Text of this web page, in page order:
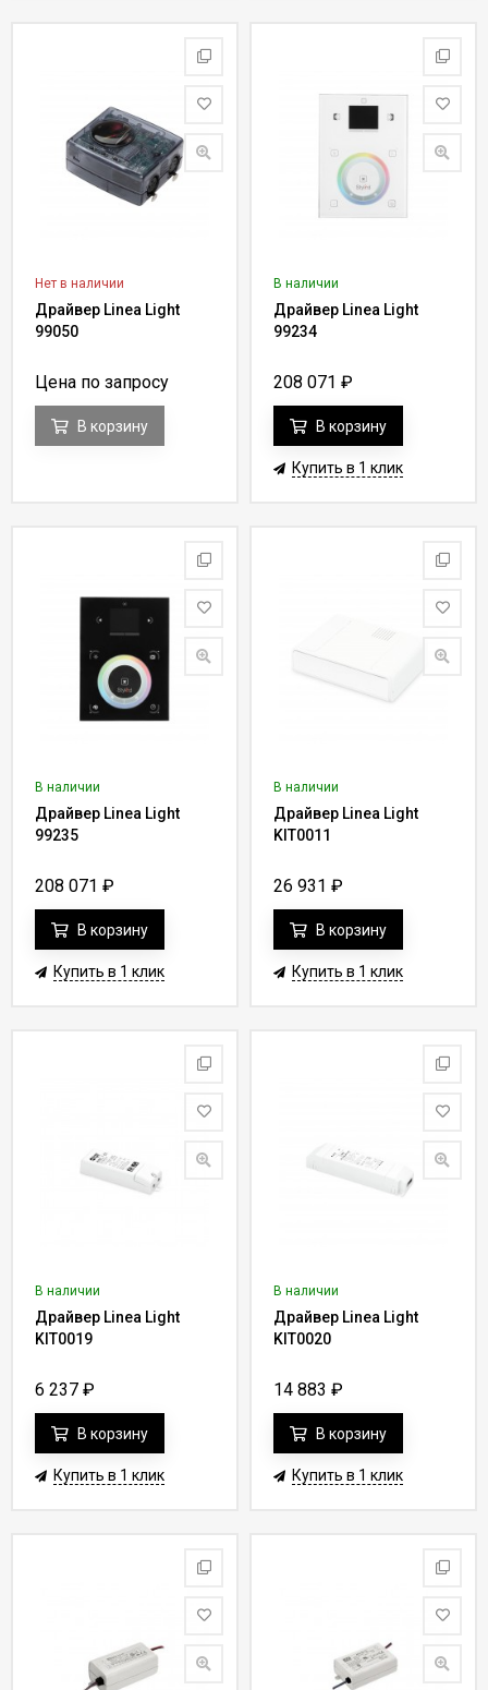
Нет в наличии
Драйвер Linea Light
99050
Цена по запросу
В корзину
В наличии
Драйвер Linea Light
99234
208 071 ₽
В корзину
Купить в 1 клик
В наличии
Драйвер Linea Light
99235
208 071 ₽
В корзину
Купить в 1 клик
В наличии
Драйвер Linea Light
KIT0011
26 931 ₽
В корзину
Купить в 1 клик
В наличии
Драйвер Linea Light
KIT0019
6 237 ₽
В корзину
Купить в 1 клик
В наличии
Драйвер Linea Light
KIT0020
14 883 ₽
В корзину
Купить в 1 клик